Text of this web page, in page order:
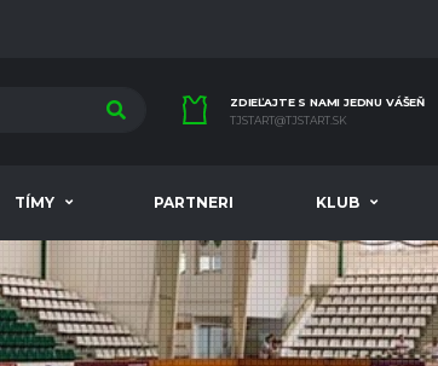
ZDIEĽAJTE S NAMI JEDNU VÁŠEŇ
TJSTART@TJSTART.SK
TÍMY PARTNERI KLUB